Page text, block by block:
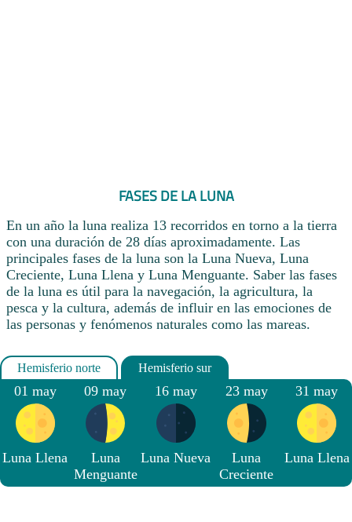
FASES DE LA LUNA
En un año la luna realiza 13 recorridos en torno a la tierra
con una duración de 28 días aproximadamente. Las
principales fases de la luna son la Luna Nueva, Luna
Creciente, Luna Llena y Luna Menguante. Saber las fases
de la luna es útil para la navegación, la agricultura, la
pesca y la cultura, además de influir en las emociones de
las personas y fenómenos naturales como las mareas.
01 may
Luna Llena
09 may
Luna
Menguante
16 may
Luna Nueva
23 may
Luna
Creciente
31 may
Luna Llena